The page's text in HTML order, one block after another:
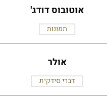
אוטובוס דודג'
תמונות
אולר
דברי סידקית